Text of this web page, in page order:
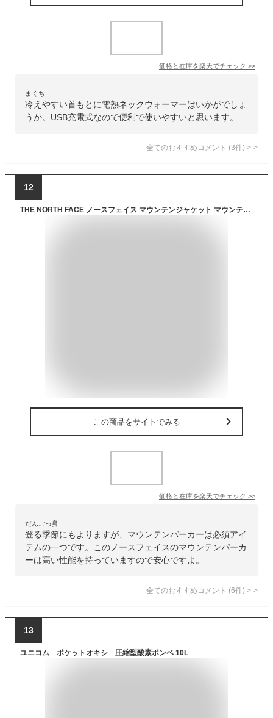
価格と在庫を楽天でチェック >>
まくち
冷えやすい首もとに電熱ネックウォーマーはいかがでしょ
うか。USB充電式なので便利で使いやすいと思います。
全てのおすすめコメント (3件) >
12
THE NORTH FACE ノースフェイス マウンテンジャケット マウンテンパーカー メンズ リザルブジャケット NF00AR9T RESOLVE JACKET
この商品をサイトでみる
価格と在庫を楽天でチェック >>
だんごっ鼻
登る季節にもよりますが、マウンテンパーカーは必須アイ
テムの一つです。このノースフェイスのマウンテンパーカ
ーは高い性能を持っていますので安心ですよ。
全てのおすすめコメント (6件) >
13
ユニコム ポケットオキシ 圧縮型酸素ボンベ 10L